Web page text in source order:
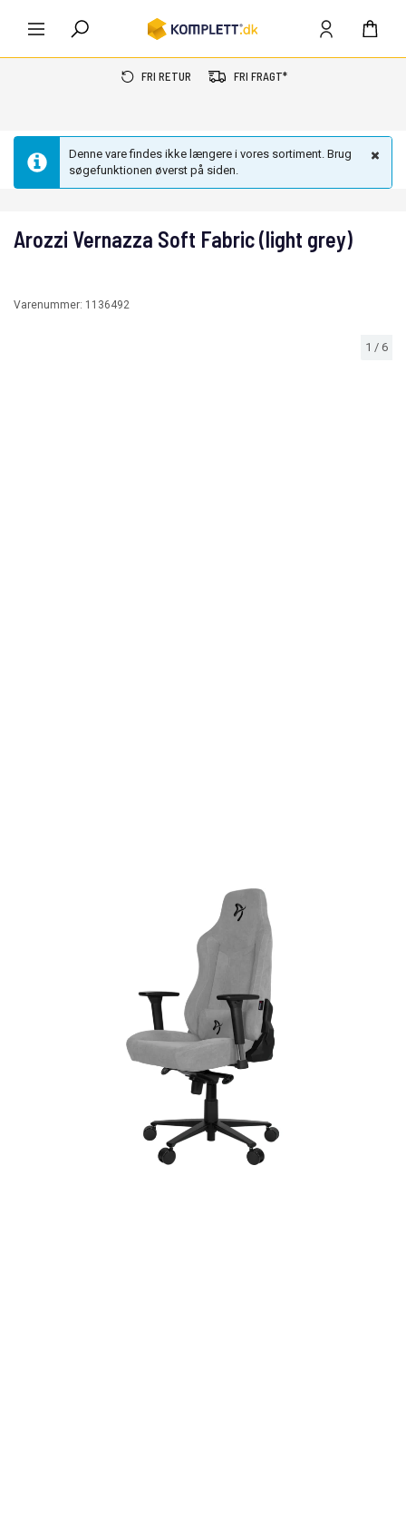
FRI RETUR FRI FRAGT*
Denne vare findes ikke længere i vores sortiment. Brug
søgefunktionen øverst på siden.
1 / 6
Arozzi Vernazza Soft Fabric (light grey)
Varenummer: 1136492